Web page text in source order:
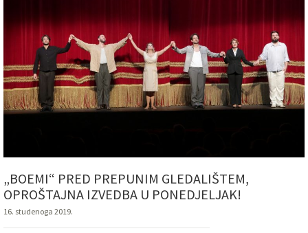
„BOEMI“ PRED PREPUNIM GLEDALIŠTEM,
OPROŠTAJNA IZVEDBA U PONEDJELJAK!
16. studenoga 2019.